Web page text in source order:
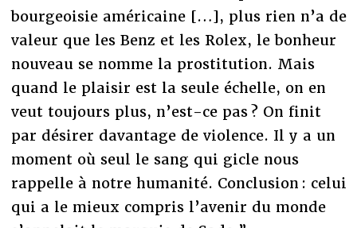
bourgeoisie américaine […], plus rien n’a de
valeur que les Benz et les Rolex, le bonheur
nouveau se nomme la prostitution. Mais
quand le plaisir est la seule échelle, on en
veut toujours plus, n’est-ce pas ? On finit
par désirer davantage de violence. Il y a un
moment où seul le sang qui gicle nous
rappelle à notre humanité. Conclusion : celui
qui a le mieux compris l’avenir du monde